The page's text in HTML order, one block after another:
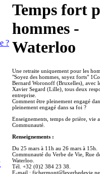
?
Temps fort
hommes -
Waterloo
Une retraite uniquement pour les
"Soyez des hommes, soyez forts"
Bernard Woronoff (Bruxelles), avec
Xavier Segard (Lille), tous deux
entreprise.
Comment être pleinement engagé
pleinement engagé dans sa foi ?
Enseignements, temps de prière, vie
Communauté.
Renseignements :
Du 25 mars à 11h au 26 mars à 15h.
Communauté du Verbe de Vie, Rue
Waterloo.
Tél. +32 (0)2 384 23 38.
E-mail :